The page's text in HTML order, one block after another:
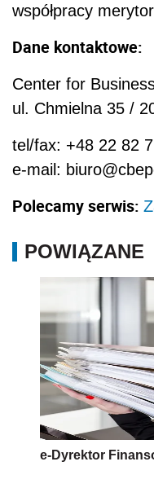
współpracy
Dane kontaktowe:
Center for
ul. Chmielna 35 /
tel/fax: +48 22 82
e-mail:
Polecamy serwis:
POWIĄZANE
e-Dyrektor